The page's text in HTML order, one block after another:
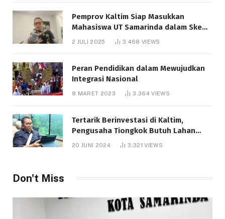
Pemprov Kaltim Siap Masukkan
Mahasiswa UT Samarinda dalam Skema
Bantuan Pendidikan Gratispol
2 JULI 2025 3,468 VIEWS
Peran Pendidikan dalam Mewujudkan
Integrasi Nasional
8 MARET 2023 3,364VIEWS
Tertarik Berinvestasi di Kaltim,
Pengusaha Tiongkok Butuh Lahan
1.000 Hektare
20 JUNI 2024 3,321VIEWS
Don't Miss